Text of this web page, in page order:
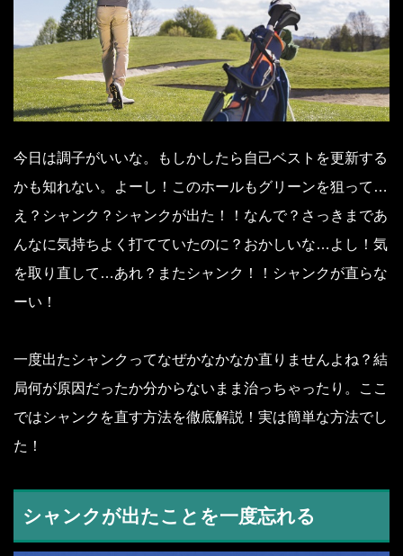
今日は調子がいいな。もしかしたら自己ベストを更新する
かも知れない。よーし！このホールもグリーンを狙って…
え？シャンク？シャンクが出た！！なんで？さっきまであ
んなに気持ちよく打てていたのに？おかしいな…よし！気
を取り直して…あれ？またシャンク！！シャンクが直らな
ーい！
一度出たシャンクってなぜかなかなか直りませんよね？結
局何が原因だったか分からないまま治っちゃったり。ここ
ではシャンクを直す方法を徹底解説！実は簡単な方法でし
た！
シャンクが出たことを一度忘れる